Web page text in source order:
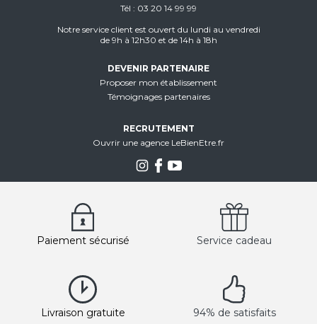
Tél
03 20 14 99 99
Notre service client est ouvert du lundi au vendredi
de 9h à 12h30 et de 14h à 18h
DEVENIR PARTENAIRE
Proposer mon établissement
Témoignages partenaires
RECRUTEMENT
Ouvrir une agence LeBienEtre.fr
Paiement sécurisé Service cadeau
Livraison gratuite 94% de satisfaits